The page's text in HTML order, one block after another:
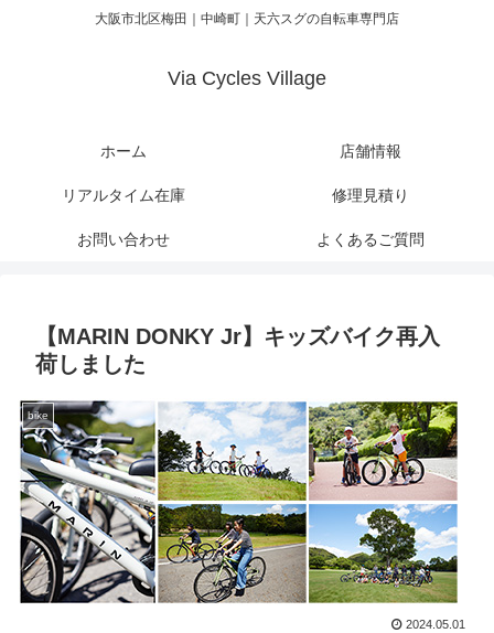
大阪市北区梅田｜中崎町｜天六スグの自転車専門店
Via Cycles Village
ホーム 店舗情報
リアルタイム在庫 修理見積り
お問い合わせ よくあるご質問
【MARIN DONKY Jr】キッズバイク再入
荷しました
bike
2024.05.01